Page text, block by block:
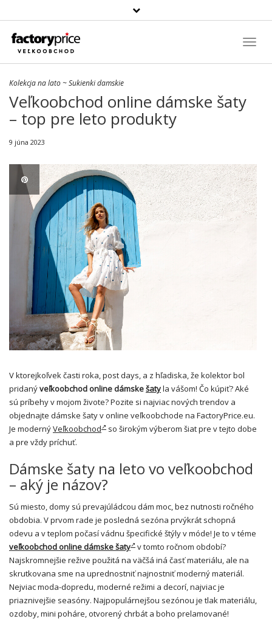
Szukaj
produktu
Kolekcja na lato~Sukienki damskie
Veľkoobchod online dámske šaty
– top pre leto produkty
9 júna 2023
V ktorejkoľvek časti roka, post days, a z hľadiska, že kolektor bol
pridanýveľkoobchod online dámskešatyla vášom! Čo kúpiť? Aké
sú príbehy v mojom živote? Pozite si najviac nových trendov a
objednajte dámske šaty v online veľkoobchode na FactoryPrice.eu.
Je modernýVeľkoobchod
so širokým výberom šiat pre v tejto dobe
a pre vždy príchuť.
Dámske šaty na leto vo veľkoobchod
– aký je názov?
Sú miesto, domy sú prevajúládcou dám moc, bez nutnosti ročného
obdobia. V prvom rade je posledná sezóna prvýkrát schopná
odevu a v teplom počasí vádnu špecifické štýly v móde! Je to v téme
veľkoobchod online dámske šaty
v tomto ročnom období?
Najskromnejšie režive použitá na väčšá iná časť materiálu, ale na
skrutkovana sme na uprednostniť najnostniť moderný materiál.
Nejviac moda-dopredu, moderné režimi a decorí, najviac je
priaznivejšie seasóny. Najpopulárnejšou sezónou je tlak materiálu,
ozdoby, mini poháre, otvorený chrbát a boho prelamované!